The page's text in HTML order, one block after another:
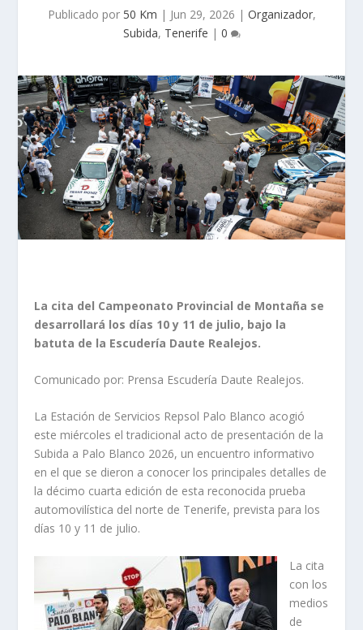
Publicado por 50 Km | Jun 29, 2026 | Organizador,
Subida, Tenerife | 0
La cita del Campeonato Provincial de Montaña se
desarrollará los días 10 y 11 de julio, bajo la
batuta de la Escudería Daute Realejos.
Comunicado por: Prensa Escudería Daute Realejos.
La Estación de Servicios Repsol Palo Blanco acogió
este miércoles el tradicional acto de presentación de la
Subida a Palo Blanco 2026, un encuentro informativo
en el que se dieron a conocer los principales detalles de
la décimo cuarta edición de esta reconocida prueba
automovilística del norte de Tenerife, prevista para los
días 10 y 11 de julio.
La cita
con los
medios
de